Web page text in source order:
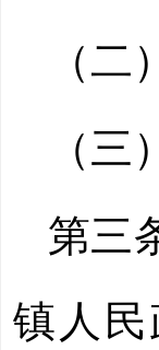
（
（
第三
镇人